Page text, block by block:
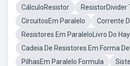
CálculoResistor
ResistorDivider
CircuitosEm Paralelo
Corrente
Resistores Em ParaleloLivro Do
Cadeia De Resistores Em Forma
PilhasEm Paralelo Formula